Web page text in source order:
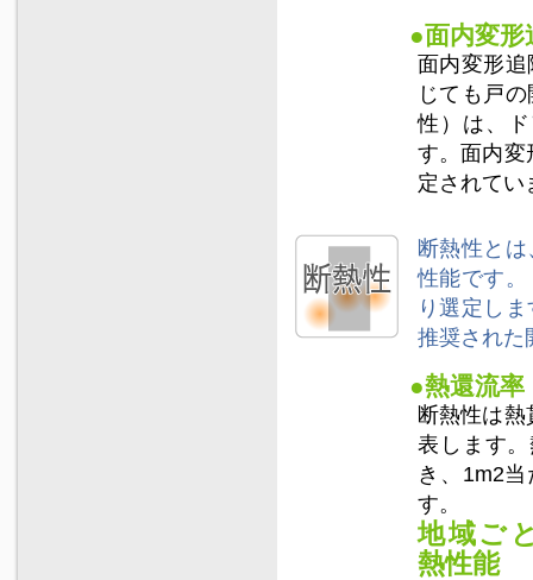
●面内変形
面内変形
じても戸
性）は、
す。面内変
定されてい
断熱性と
性能です
り選定し
推奨された
●熱還流率
断熱性は
表します
き、1m2
す。
地域ご
熱性能